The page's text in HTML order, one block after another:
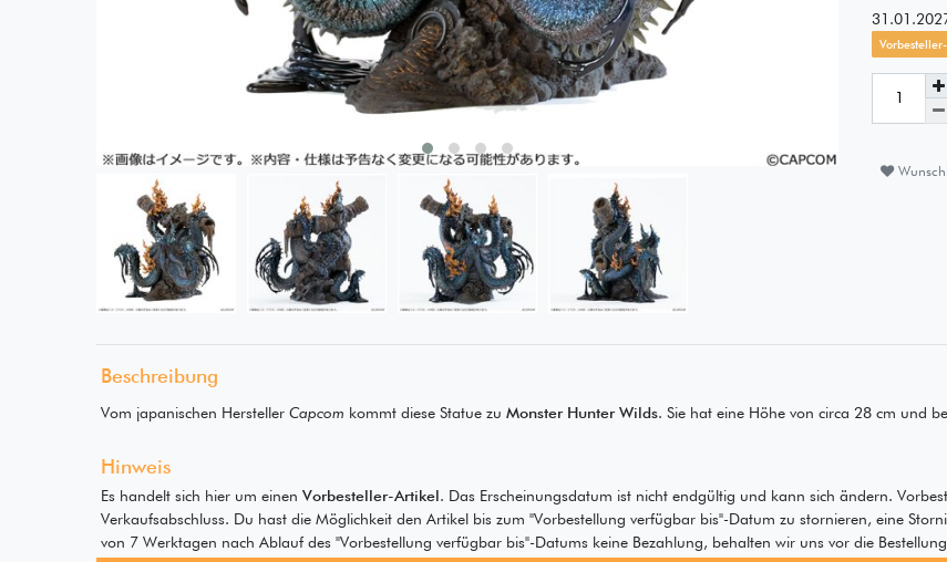
Beschreibung
Vom japanischen Hersteller Capcom kommt diese Statue zu Monster Hunter Wilds. Sie hat eine Höhe von circa 28 cm und
Hinweis
Es handelt sich hier um einen Vorbesteller-Artikel. Das Erscheinungsdatum ist nicht endgültig und kann sich ändern.
Verkaufsabschluss. Du hast die Möglichkeit den Artikel bis zum "Vorbestellung verfügbar bis"-Datum zu stornieren, eine
von 7 Werktagen nach Ablauf des "Vorbestellung verfügbar bis"-Datums keine Bezahlung, behalten wir uns vor die